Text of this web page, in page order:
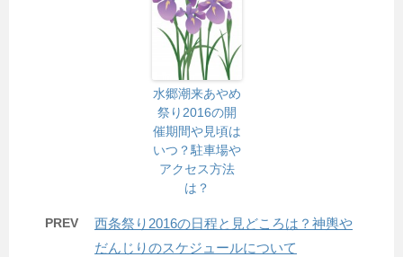
水郷潮来あやめ
祭り2016の開
催期間や見頃は
いつ？駐車場や
アクセス方法
は？
PREV
西条祭り2016の日程と見どころは？神輿や
だんじりのスケジュールについて